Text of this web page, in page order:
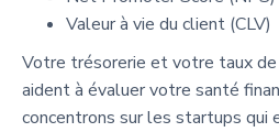
Valeur à vie du client (CLV)
Votre trésorerie et votre taux de
aident à évaluer votre santé
concentrons sur les startups qui